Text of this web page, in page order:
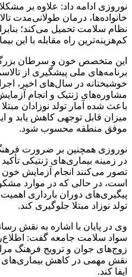
نوروزی ادامه داد: علاوه بر
خانواده‌ها، درمان طولانی‌مدت
نظام سلامت تحمیل می‌کند؛
کم‌هزینه‌ترین راه مقابله با این
این متخصص خون و سرطان
برنامه‌های ملی پیشگیری از
خوشبختانه در سال‌های اخیر،
مشاوره‌های ژنتیک و انجام
باعث شده آمار تولد نوزادان
میزان قابل توجهی کاهش یابد و
موفق منطقه محسوب شود.
نوروزی همچنین بر ضرورت
در زمینه بیماری‌های ژنتیکی
تصور می‌کنند انجام آزمایش خون
است، در حالی که در موارد
پیگیری‌های دوران بارداری اهمیت
تولد نوزاد مبتلا جلوگیری کند.
وی در پایان با اشاره به نقش
سواد سلامت جامعه گفت:
زوج‌های جوان و ترویج فرهنگ
نقش مهمی در کاهش بیماری‌های
ایفا کند.